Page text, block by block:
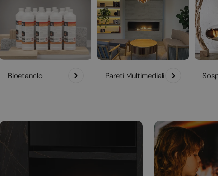
Bioetanolo Pareti Multimediali